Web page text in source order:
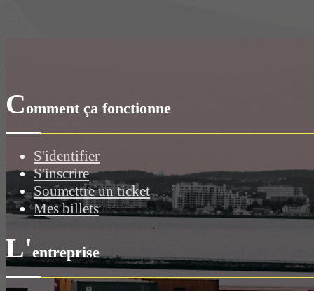
Comment ça fonctionne
S'identifier
S'inscrire
Soumettre un ticket
Mes billets
L'entreprise